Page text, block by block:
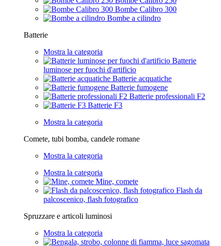
Bombe Calibro 300
Bombe a cilindro
Batterie
Mostra la categoria
Batterie
luminose per fuochi d'artificio
Batterie acquatiche
Batterie fumogene
Batterie professionali F2
Batterie F3
Mostra la categoria
Comete, tubi bomba, candele romane
Mostra la categoria
Mostra la categoria
Mine, comete
Flash da
palcoscenico, flash fotografico
Spruzzare e articoli luminosi
Mostra la categoria